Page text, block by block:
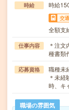
時給 時給
交
全額支
仕事内容
＊注文
種書類
応募資格
職種未
＊未経
時、キ
職場の雰囲気